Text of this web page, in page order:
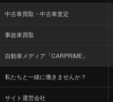
中古車買取・中古車査定
事故車買取
自動車メディア「CARPRIME」
私たちと一緒に働きませんか？
サイト運営会社